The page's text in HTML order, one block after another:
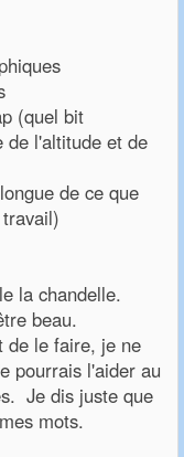
(quel bit
de l'altitude et de
de ce que
la chandelle.
beau.
de le faire, je ne
pourrais l'aider au
Je dis juste que
mots.